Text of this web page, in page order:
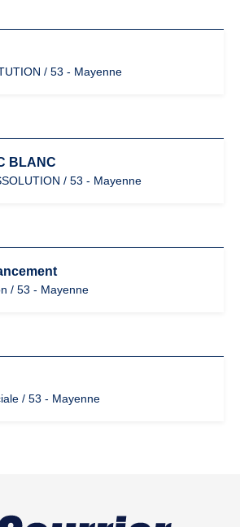
/ 53 - Mayenne
BLANC
/ 53 - Mayenne
/ 53 - Mayenne
/ 53 - Mayenne